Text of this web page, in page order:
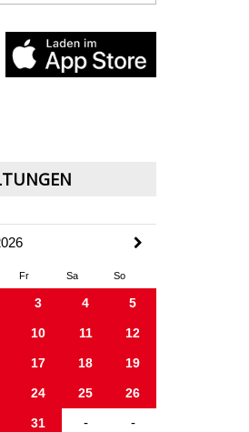
Fr Sa So
3 4 5
10 11 12
17 18 19
24 25 26
31 - -